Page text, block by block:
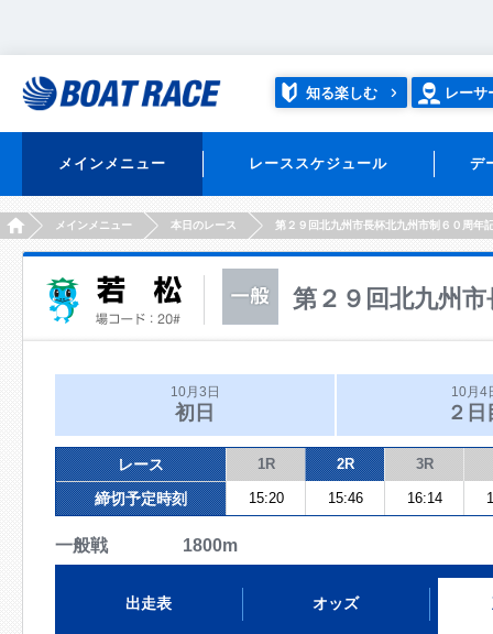
知る楽しむ レーサ
メインメニュー レーススケジュール デ
HOMEメインメニュー 本日のレース 第２９回北九州市長杯北九州市制６０周年
第２９回北九州
10月3日
初日
10月4
２日
レース 1R 2R 3R
締切予定時刻 15:20 15:46 16:14
一般戦 1800m
出走表 オッズ